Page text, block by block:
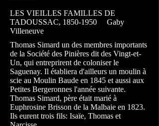
LES VIEILLES FAMILLES DE
TADOUSSAC, 1850-1950 Gaby
Villeneuve
Thomas Simard un des membres importants
de la Société des Pinières dit des Vingt-et-
Un, qui entreprirent de coloniser le
Saguenay. Il établiera d'ailleurs un moulin à
scie au Moulin Baude en 1845 et aussi aux
Petites Bergeronnes l'année suivante.
Thomas Simard, père était marié à
Euphrosine Brisson de la Malbaie en 1823.
Ils eurent trois fils: Isaïe, Thomas et